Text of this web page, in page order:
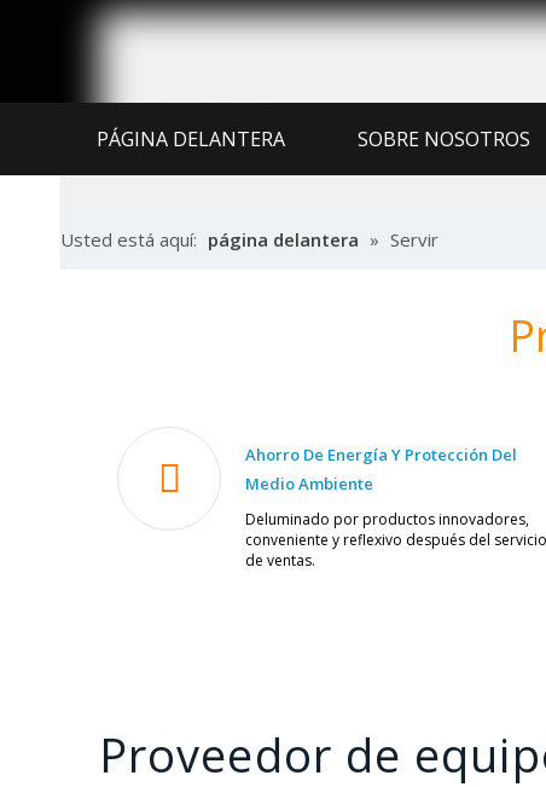
PÁGINA DELANTERA SOBRE NOSOTROS
Usted está aquí: página delantera » Servir
Ahorro De Energía Y Protección Del
Medio Ambiente
Deluminado por productos innovadores,
conveniente y reflexivo después del servicio
de ventas.
Proveedor de